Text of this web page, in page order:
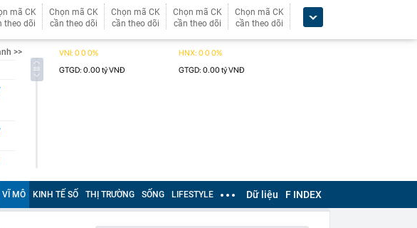
mã CK
theo dõi
Chọn mã CK
cần theo dõi
Chọn mã CK
cần theo dõi
Chọn mã CK
cần theo dõi
Chọn mã CK
cần theo dõi
>>
VĨ MÔ KINH TẾ SỐ THỊ TRƯỜNG SỐNG LIFESTYLE Dữ liệu F INDEX